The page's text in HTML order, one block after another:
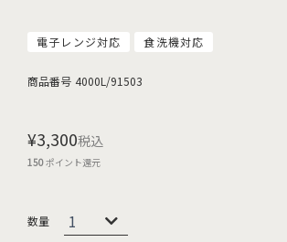
電子レンジ対応 食洗機対応
商品番号 4000L/91503
¥3,300税込
150ポイント還元